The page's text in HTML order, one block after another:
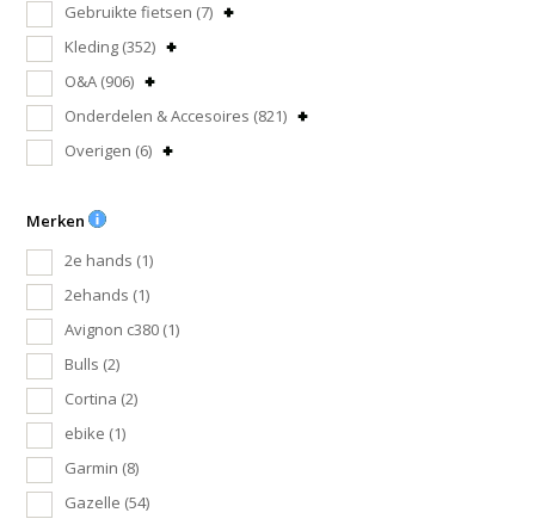
Gebruikte fietsen (7)
Kleding (352)
O&A (906)
Onderdelen & Accesoires (821)
Overigen (6)
Merken
2e hands (1)
2ehands (1)
Avignon c380 (1)
Bulls (2)
Cortina (2)
ebike (1)
Garmin (8)
Gazelle (54)